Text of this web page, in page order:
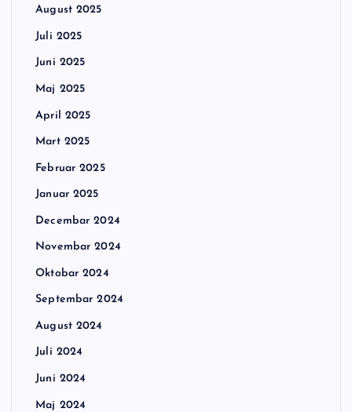
August 2025
Juli 2025
Juni 2025
Maj 2025
April 2025
Mart 2025
Februar 2025
Januar 2025
Decembar 2024
Novembar 2024
Oktobar 2024
Septembar 2024
August 2024
Juli 2024
Juni 2024
Maj 2024